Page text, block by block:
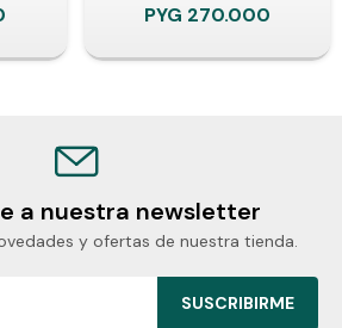
PYG 270.000
a nuestra newsletter
y ofertas de nuestra tienda.
SUSCRIBIRME